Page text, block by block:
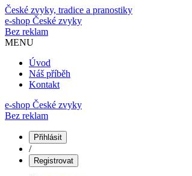
České zvyky, tradice a pranostiky
e-shop České zvyky
Bez reklam
MENU
Úvod
Náš příběh
Kontakt
e-shop České zvyky
Bez reklam
Přihlásit
/
Registrovat